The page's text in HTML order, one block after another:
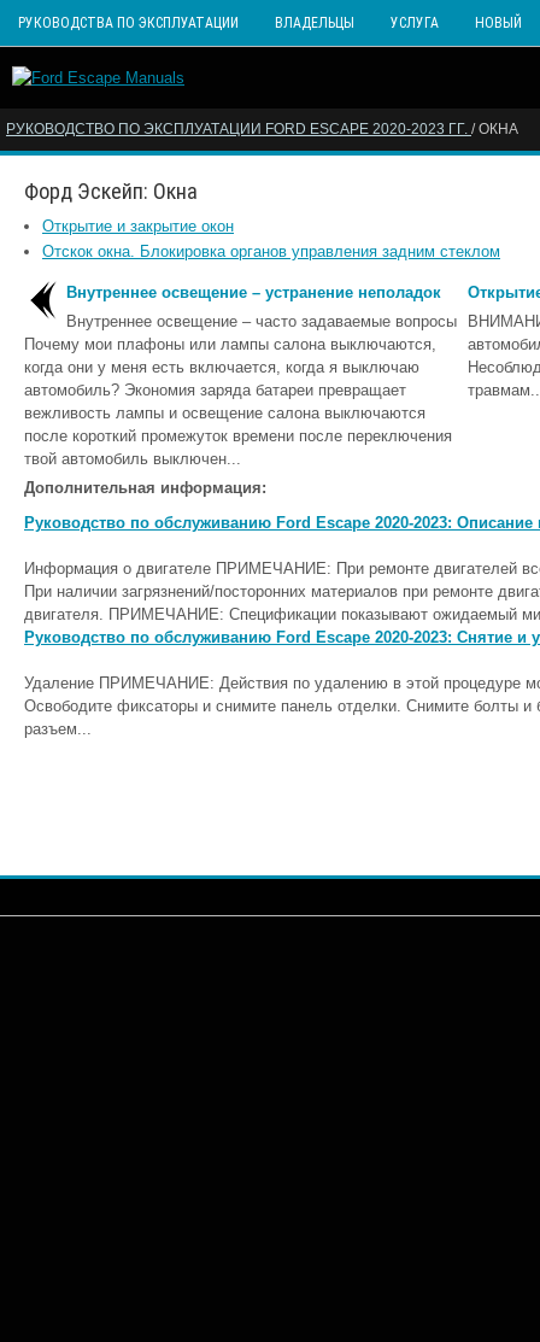
РУКОВОДСТВА ПО ЭКСПЛУАТАЦИИ ВЛАДЕЛЬЦЫ УСЛУГА НОВЫЙ
РУКОВОДСТВО ПО ЭКСПЛУАТАЦИИ FORD ESCAPE 2020-2023 ГГ. / ОКНА
Форд Эскейп: Окна
Открытие и закрытие окон
Отскок окна. Блокировка органов управления задним стеклом
Внутреннее освещение – устранение неполадок
Внутреннее освещение – часто задаваемые вопросы
Почему мои плафоны или лампы салона выключаются,
когда они у меня есть включается, когда я выключаю
автомобиль? Экономия заряда батареи превращает
вежливость лампы и освещение салона выключаются
после короткий промежуток времени после переключения
твой автомобиль выключен...
Дополнительная информация:
Руководство по обслуживанию Ford Escape 2020-2023: Описание
Информация о двигателе ПРИМЕЧАНИЕ: При ремонте двигателей
При наличии загрязнений/посторонних материалов при ремонте
двигателя. ПРИМЕЧАНИЕ: Спецификации показывают ожидаемый
Руководство по обслуживанию Ford Escape 2020-2023: Снятие и
Удаление ПРИМЕЧАНИЕ: Действия по удалению в этой процедуре
Освободите фиксаторы и снимите панель отделки. Снимите болты и
разъем...